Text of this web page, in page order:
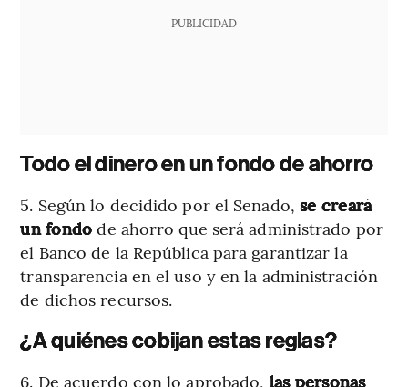
PUBLICIDAD
Todo el dinero en un fondo de ahorro
5. Según lo decidido por el Senado, se creará
un fondo de ahorro que será administrado por
el Banco de la República para garantizar la
transparencia en el uso y en la administración
de dichos recursos.
¿A quiénes cobijan estas reglas?
6. De acuerdo con lo aprobado, las personas